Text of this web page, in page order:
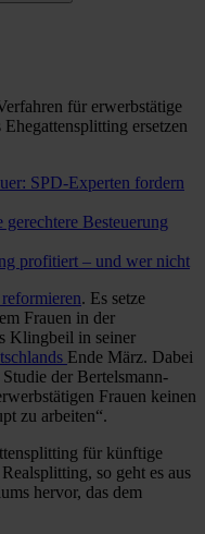
für erwerbstätige
ersetzen
SPD-Experten fordern
Besteuerung
profitiert – und wer nicht
. Es setze
Frauen in der
Klingbeil in seiner
Ende März. Dabei
der Bertelsmann-
Frauen keinen
zu arbeiten“.
für künftige
so geht es aus
hervor, das dem